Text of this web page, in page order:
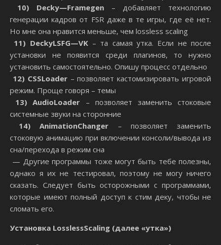
10) Decky—Framegen – добавляет технологию
генерации кадров от FSR даже в те игры, где её нет.
Но мне она нравится меньше, чем lossless scaling
11) DeckyLSFG—VK– та самая утка. Если не после
установки не появится среди плагинов, то нужно
установить самостоятельно. Опишу процесс отдельно
12) CSSLoader– позволяет кастомизировать игровой
режим. Проще говоря – темы
13)AudioLoader – позволяет заменить стоковые
системные звуки на сторонние
14)AnimationChanger – позволяет заменить
стоковую анимацию при включении консоли/вывода из
сна/перехода в режим сна
— Другие программы тоже могут быть тебе полезны,
однако я их не тестировал, поэтому не могу ничего
сказать. Следует быть осторожными с программами,
которые имеют полный доступ к стим деку, чтобы не
сломать его.
Установка LosslessScaling (далее «утка»)